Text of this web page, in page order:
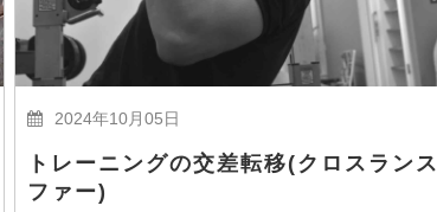
2024年10月05日
トレーニングの交差転移(クロスランス
ファー)